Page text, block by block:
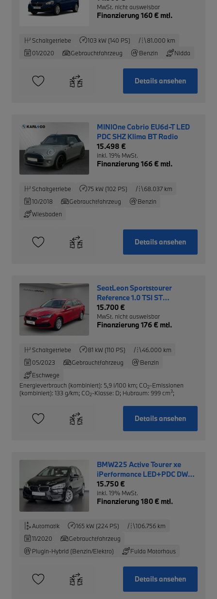
MwSt. nicht ausweisbar
Finanzierung 160 € mtl.
Schaltgetriebe 103 kW (140 PS)
81.000 km
01/2020
Gebrauchtfahrzeug Benzin Nidda
Details ansehen
MINIOne Cabrio EU6d-T LED
PDC SHZ Klima BT Radio
15.498 €
inkl. 19% MwSt.
Finanzierung 166 € mtl.
Schaltgetriebe 75 kW (102 PS)
68.037 km
10/2018
Gebrauchtfahrzeug
Benzin
Wiesbaden
Details ansehen
SeatLeon Sportstourer
Reference 1.0 TSI ST
+Tempomat+
15.700 €
MwSt. nicht ausweisbar
Finanzierung 176 € mtl.
Schaltgetriebe 81 kW (110 PS)
46.000 km
05/2023
Gebrauchtfahrzeug
Benzin
Eschwege
Energieverbrauch (kombiniert): 5,9 l/100 km; CO2-Emissionen
(kombiniert): 133 g/km; CO2-Klasse: D; Hubraum: 999 cm3;
Details ansehen
BMW225 Active Tourer xe
iPerformance LED+PDC DW
0,5%
15.750 €
inkl. 19% MwSt.
Finanzierung 180 € mtl.
Automatik 165 kW (224 PS)
106.756 km
11/2020
Gebrauchtfahrzeug
Plugin-Hybrid (Benzin/Elektro)
Fulda Motorhaus
Details ansehen